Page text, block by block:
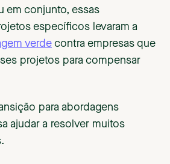
em conjunto, essas
específicos levaram a
verde contra empresas que
projetos para compensar
para abordagens
ajudar a resolver muitos